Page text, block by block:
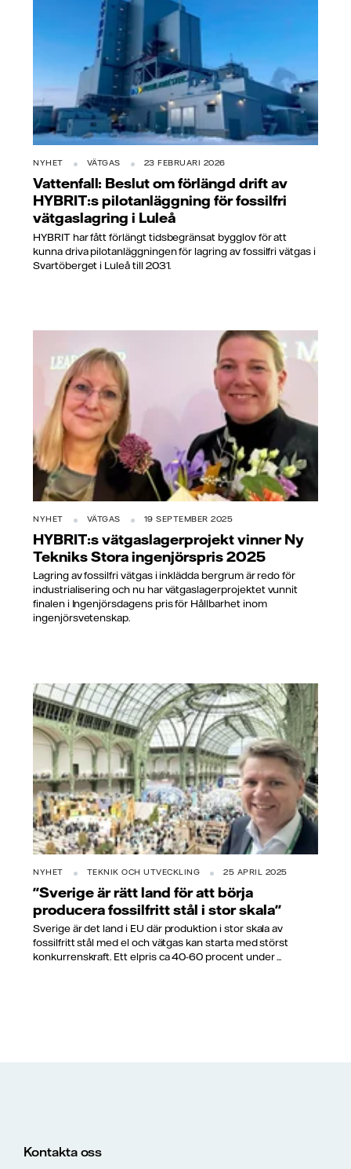
NYHET VÄTGAS 23 FEBRUARI 2026
Vattenfall: Beslut om förlängd drift av
HYBRIT:s pilotanläggning för fossilfri
vätgaslagring i Luleå
HYBRIT har fått förlängt tidsbegränsat bygglov för att
kunna driva pilotanläggningen för lagring av fossilfri vätgas i
Svartöberget i Luleå till 2031.
NYHET VÄTGAS 19 SEPTEMBER 2025
HYBRIT:s vätgaslagerprojekt vinner Ny
Tekniks Stora ingenjörspris 2025
Lagring av fossilfri vätgas i inklädda bergrum är redo för
industrialisering och nu har vätgaslagerprojektet vunnit
finalen i Ingenjörsdagens pris för Hållbarhet inom
ingenjörsvetenskap.
NYHET TEKNIK OCH UTVECKLING 25 APRIL 2025
"Sverige är rätt land för att börja
producera fossilfritt stål i stor skala"
Sverige är det land i EU där produktion i stor skala av
fossilfritt stål med el och vätgas kan starta med störst
konkurrenskraft. Ett elpris ca 40-60 procent under ...
Kontakta oss